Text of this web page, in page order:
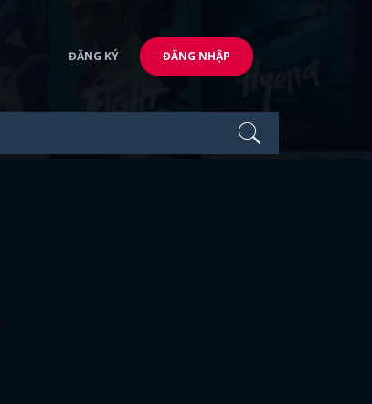
ĐĂNG KÝ ĐĂNG NHẬP